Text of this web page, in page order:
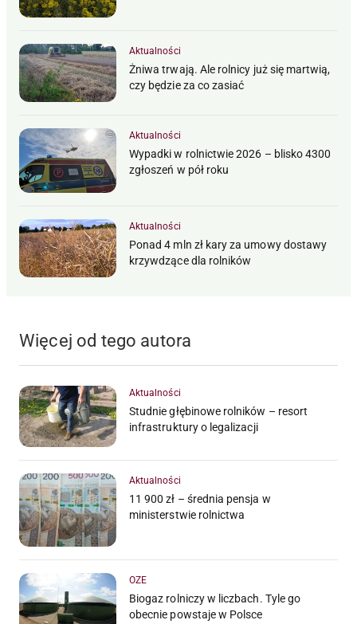
Aktualności
Żniwa trwają. Ale rolnicy już się martwią,
czy będzie za co zasiać
Aktualności
Wypadki w rolnictwie 2026 – blisko 4300
zgłoszeń w pół roku
Aktualności
Ponad 4 mln zł kary za umowy dostawy
krzywdzące dla rolników
Więcej od tego autora
Aktualności
Studnie głębinowe rolników – resort
infrastruktury o legalizacji
Aktualności
11 900 zł – średnia pensja w
ministerstwie rolnictwa
OZE
Biogaz rolniczy w liczbach. Tyle go
obecnie powstaje w Polsce